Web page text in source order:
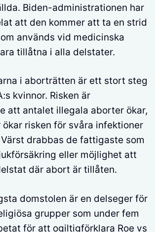
Biden-administrationen har
att den kommer att ta en strid
används vid medicinska
tillåtna i alla delstater.
i aborträtten är ett stort steg
kvinnor. Risken är
att antalet illegala aborter ökar,
risken för svåra infektioner
drabbas de fattigaste som
eller möjlighet att
där abort är tillåten.
domstolen är en delseger för
grupper som under fem
för att ogiltigförklara Roe vs